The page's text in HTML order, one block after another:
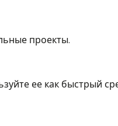
проекты.
ее как быстрый